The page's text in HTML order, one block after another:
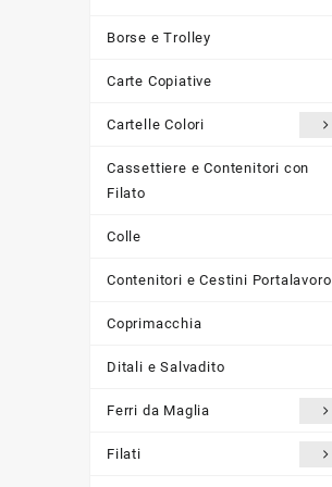
Borse e Trolley
Carte Copiative
Cartelle Colori
Cassettiere e Contenitori con
Filato
Colle
Contenitori e Cestini Portalavoro
Coprimacchia
Ditali e Salvadito
Ferri da Maglia
Filati